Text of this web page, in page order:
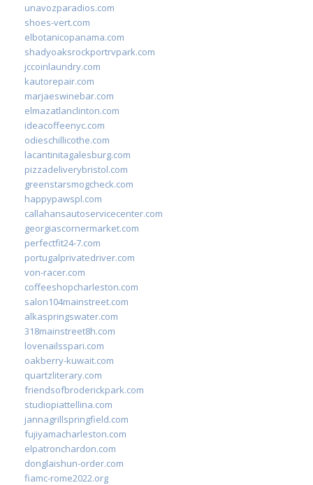
unavozparadios.com
shoes-vert.com
elbotanicopanama.com
shadyoaksrockportrvpark.com
jccoinlaundry.com
kautorepair.com
marjaeswinebar.com
elmazatlanclinton.com
ideacoffeenyc.com
odieschillicothe.com
lacantinitagalesburg.com
pizzadeliverybristol.com
greenstarsmogcheck.com
happypawspl.com
callahansautoservicecenter.com
georgiascornermarket.com
perfectfit24-7.com
portugalprivatedriver.com
von-racer.com
coffeeshopcharleston.com
salon104mainstreet.com
alkaspringswater.com
318mainstreet8h.com
lovenailsspari.com
oakberry-kuwait.com
quartzliterary.com
friendsofbroderickpark.com
studiopiattellina.com
jannagrillspringfield.com
fujiyamacharleston.com
elpatronchardon.com
donglaishun-order.com
fiamc-rome2022.org